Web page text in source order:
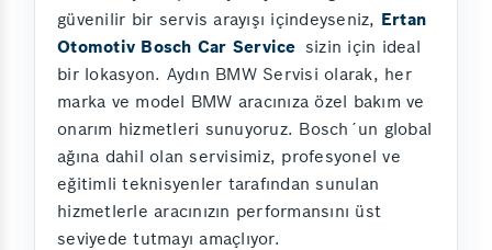
güvenilir bir servis arayışı içindeyseniz, Ertan
Otomotiv Bosch Car Service sizin için ideal
bir lokasyon. Aydın BMW Servisi olarak, her
marka ve model BMW aracınıza özel bakım ve
onarım hizmetleri sunuyoruz. Bosch´un global
ağına dahil olan servisimiz, profesyonel ve
eğitimli teknisyenler tarafından sunulan
hizmetlerle aracınızın performansını üst
seviyede tutmayı amaçlıyor.